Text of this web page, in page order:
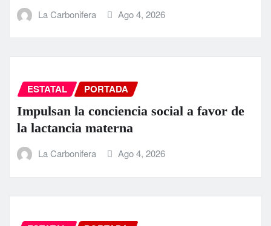
La Carbonifera Ago 4, 2026
ESTATAL PORTADA
Impulsan la conciencia social a favor de
la lactancia materna
La Carbonifera Ago 4, 2026